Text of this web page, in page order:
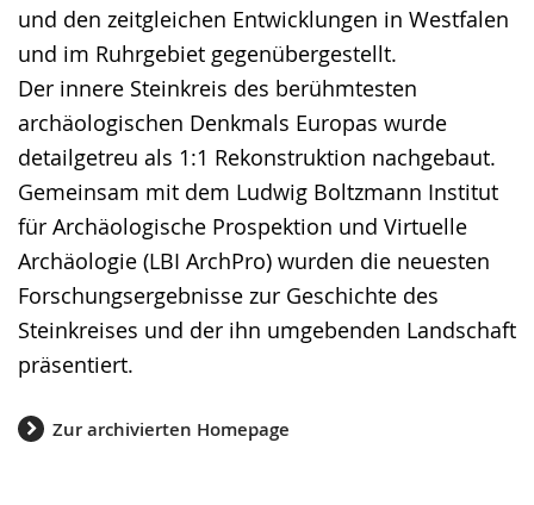
und den zeitgleichen Entwicklungen in Westfalen
und im Ruhrgebiet gegenübergestellt.
Der innere Steinkreis des berühmtesten
archäologischen Denkmals Europas wurde
detailgetreu als 1:1 Rekonstruktion nachgebaut.
Gemeinsam mit dem Ludwig Boltzmann Institut
für Archäologische Prospektion und Virtuelle
Archäologie (LBI ArchPro) wurden die neuesten
Forschungsergebnisse zur Geschichte des
Steinkreises und der ihn umgebenden Landschaft
präsentiert.
Zur archivierten Homepage